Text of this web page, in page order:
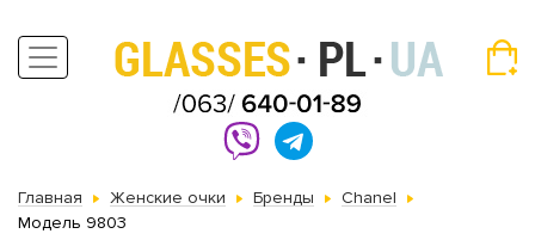
Главная Женские очки Бренды
Chanel
Модель 9803